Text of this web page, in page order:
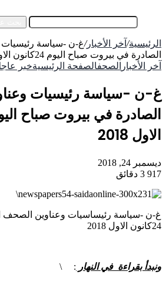
الرئيسية/ آخر الأخبار/غ-ن -سياسة
الصادرة في بيروت صباح اليوم 24كانون الاول 2018
آخر الأخبار الصحفالصفحة الرئيسيةخبر
غ-ن -سياسة رئيسيات
الاول 2018
ديسمبر 24, 2018
917 3 دقائق
\
غ-ن -سياسة رئيساسيات وعناوين الصحف
24كانون الاول 2018
ونبدأ بقراءة في النهار : \